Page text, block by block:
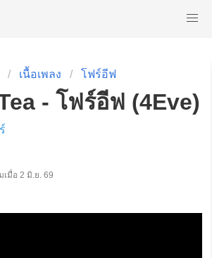
เนื้อเพลง โฟร์อีฟ
- โฟร์อีฟ (4Eve)
มเมื่อ 2 มิ.ย. 69